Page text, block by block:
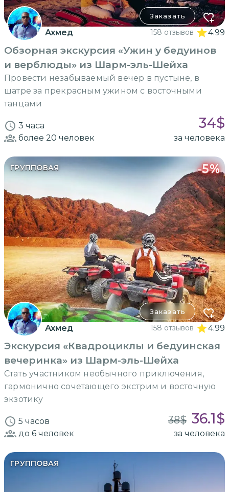
Заказать
Ахмед 158 отзывов 4.99
Обзорная экскурсия «Ужин у бедуинов
и верблюды» из Шарм-эль-Шейха
Провести незабываемый вечер в пустыне, в
шатре за прекрасным ужином с восточными
танцами
3 часа 34$
более 20 человек за человека
ГРУППОВАЯ -5%
Заказать
Ахмед 158 отзывов 4.99
Экскурсия «Квадроциклы и бедуинская
вечеринка» из Шарм-эль-Шейха
Стать участником необычного приключения,
гармонично сочетающего экстрим и восточную
экзотику
5 часов 38$ 36.1$
до 6 человек за человека
ГРУППОВАЯ